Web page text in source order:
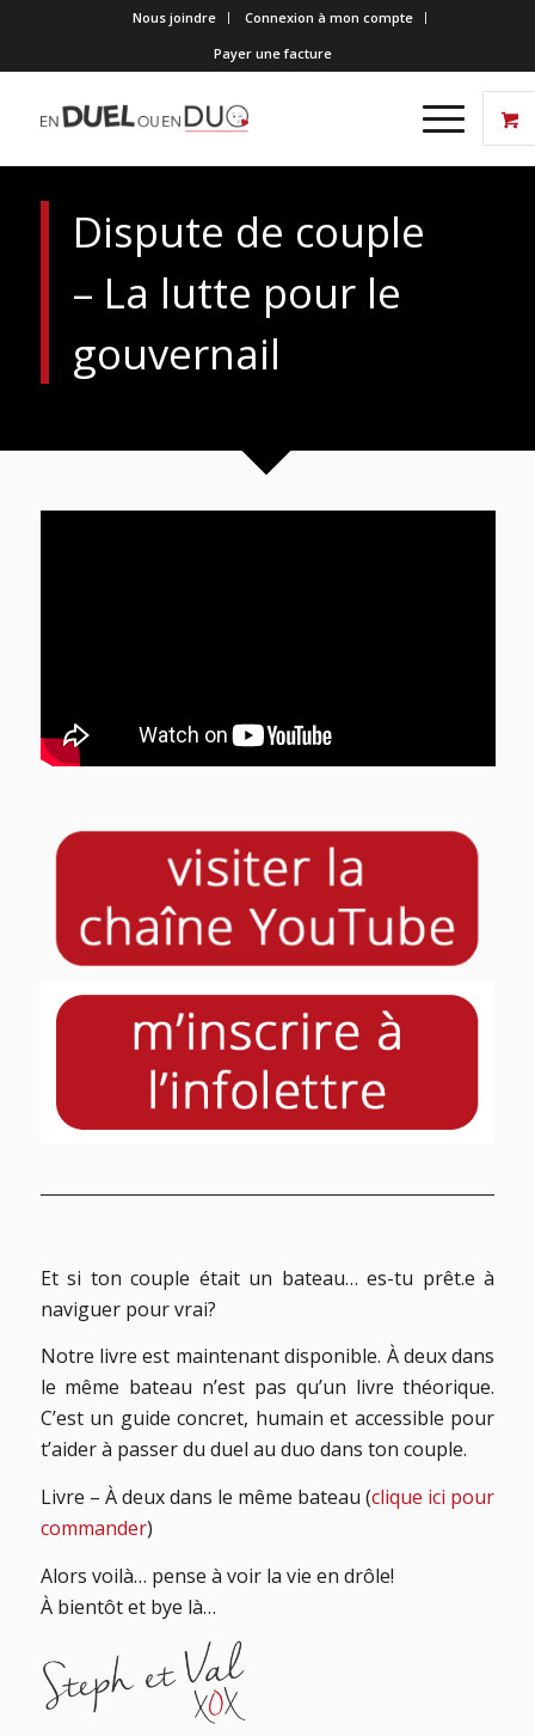
Nous joindre
Connexion à mon compte
Payer une facture
Dispute de couple
– La lutte pour le
gouvernail
Et si ton couple était un bateau… es-tu prêt.e à
naviguer pour vrai?
Notre livre est maintenant disponible. À deux dans
le même bateau n’est pas qu’un livre théorique.
C’est un guide concret, humain et accessible pour
t’aider à passer du duel au duo dans ton couple.
Livre – À deux dans le même bateau (clique ici pour
commander)
Alors voilà… pense à voir la vie en drôle!
À bientôt et bye là…